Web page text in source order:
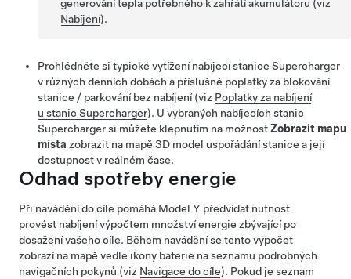
generování tepla potřebného k zahřátí akumulátoru (viz
Nabíjení).
Prohlédněte si typické vytížení nabíjecí stanice Supercharger
v různých denních dobách a příslušné poplatkyza blokování
stanice / parkování bez nabíjení(viz Poplatky za nabíjení
u stanic Supercharger). U vybraných nabíjecích stanic
Supercharger si můžete klepnutím na možnostZobrazit mapu
místa zobrazit na mapě 3D model uspořádání stanice a její
dostupnost v reálném čase.
Odhad spotřeby energie
Při navádění do cíle pomáhá Model Y předvídat nutnost
provést nabíjení výpočtem množství energie zbývající po
dosažení vašeho cíle. Během navádění se tento výpočet
zobrazí na mapě vedle ikony baterie na seznamu podrobných
navigačních pokynů (viz Navigace do cíle). Pokud je seznam